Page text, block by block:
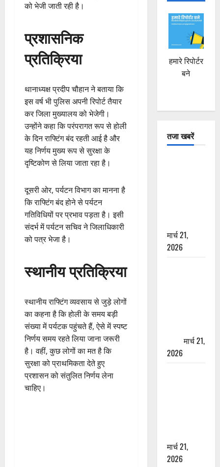
को भेजी जाती रही है।
प्रशासनिक
प्रतिक्रिया
थानाध्यक्ष प्रदीप चौहान ने बताया कि
इस वर्ष भी पुलिस अपनी रिपोर्ट तैयार
कर जिला मुख्यालय को भेजेगी।
उन्होंने कहा कि परंपरागत रूप से होली
के दिन राफ्टिंग बंद रहती आई है और
यह निर्णय मुख्य रूप से सुरक्षा के
दृष्टिकोण से लिया जाता रहा है।
दूसरी ओर, पर्यटन विभाग का मानना है
कि राफ्टिंग बंद होने से पर्यटन
गतिविधियों पर प्रभाव पड़ता है। इसी
संदर्भ में पर्यटन सचिव ने जिलाधिकारी
को पत्र भेजा है।
स्थानीय प्रतिक्रिया
स्थानीय राफ्टिंग व्यवसाय से जुड़े लोगों
का कहना है कि होली के समय बड़ी
संख्या में पर्यटक पहुंचते हैं, ऐसे में स्पष्ट
निर्णय समय रहते लिया जाना जरूरी
है। वहीं, कुछ लोगों का मत है कि
सुरक्षा को प्राथमिकता देते हुए
प्रशासन को संतुलित निर्णय लेना
चाहिए।
हमारे रिपोर्टर
बने
तजा खबरें
मार्च 21,
2026
मार्च 21,
2026
मार्च 21,
2026